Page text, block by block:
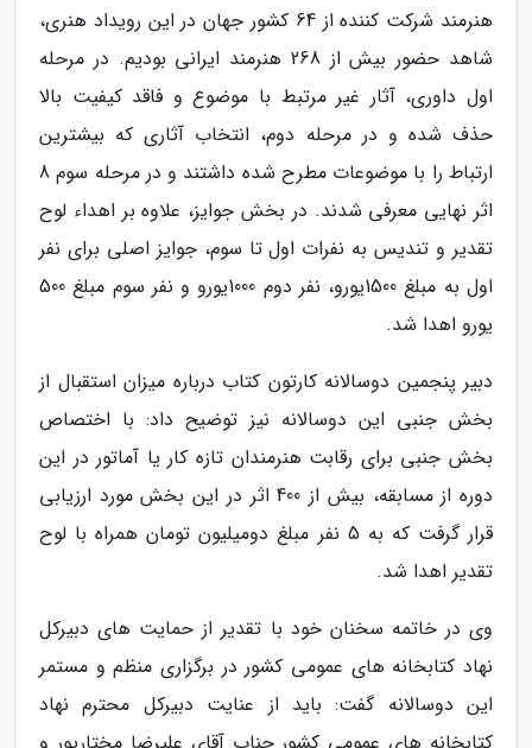
هنرمند شرکت کننده از 64 کشور جهان در این رویداد هنری،
شاهد حضور بیش از 268 هنرمند ایرانی بودیم. در مرحله
اول داوری، آثار غیر مرتبط با موضوع و فاقد کیفیت بالا
حذف شده و در مرحله دوم، انتخاب آثاری که بیشترین
ارتباط را با موضوعات مطرح شده داشتند و در مرحله سوم 8
اثر نهایی معرفی شدند. در بخش جوایز، علاوه بر اهداء لوح
تقدیر و تندیس به نفرات اول تا سوم، جوایز اصلی برای نفر
اول به مبلغ 1500یورو، نفر دوم 1000یورو و نفر سوم مبلغ 500
یورو اهدا شد.
دبیر پنجمین دوسالانه کارتون کتاب درباره میزان استقبال از
بخش جنبی این دوسالانه نیز توضیح داد: با اختصاص
بخش جنبی برای رقابت هنرمندان تازه کار یا آماتور در این
دوره از مسابقه، بیش از 400 اثر در این بخش مورد ارزیابی
قرار گرفت که به 5 نفر مبلغ دومیلیون تومان همراه با لوح
تقدیر اهدا شد.
وی در خاتمه سخنان خود با تقدیر از حمایت های دبیرکل
نهاد کتابخانه های عمومی کشور در برگزاری منظم و مستمر
این دوسالانه گفت: باید از عنایت دبیرکل محترم نهاد